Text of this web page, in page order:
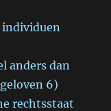
anders dan
6)
rechtsstaat